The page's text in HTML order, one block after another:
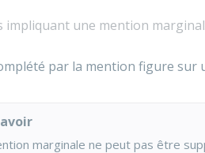
impliquant une mention
par la mention figure sur
marginale ne peut pas être